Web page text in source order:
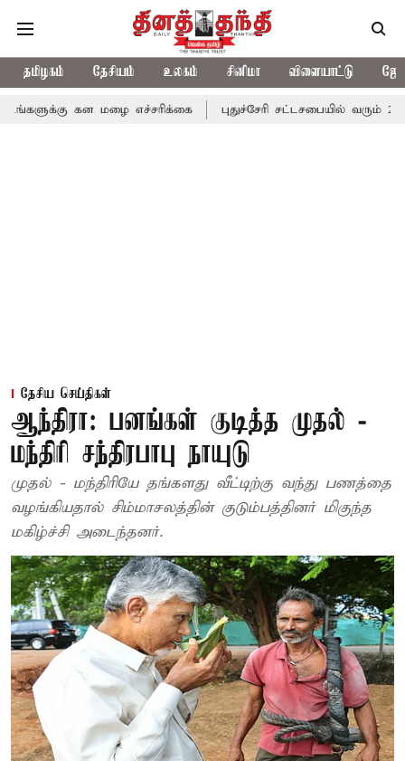
தமிழகம் தேசியம் உலகம் சினிமா விளையாட்டு
மழை எச்சரிக்கை புதுச்சேரி சட்டசபையில் வரும் 24ம் தேதி
தேசிய செய்திகள்
ஆந்திரா: பனங்கள் குடித்த முதல் -
மந்திரி சந்திரபாபு நாயுடு
முதல் - மந்திரியே தங்களது வீட்டிற்கு வந்து பணத்தை
வழங்கியதால் சிம்மாசலத்தின் குடும்பத்தினர் மிகுந்த
மகிழ்ச்சி அடைந்தனர்.